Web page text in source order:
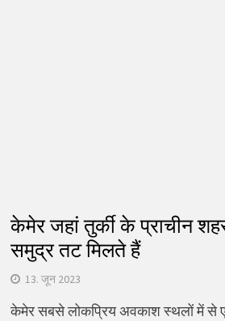
केमेर जहां तुर्की के प्राचीन
समुद्र तट मिलते हैं
13. जून 2023
केमेर सबसे लोकप्रिय अवकाश स्थलों में से